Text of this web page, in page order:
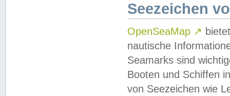
Seezeichen
OpenSeaMap ↗
nautische
Seamarks sind
Booten und Schiffen
von Seezeichen wie